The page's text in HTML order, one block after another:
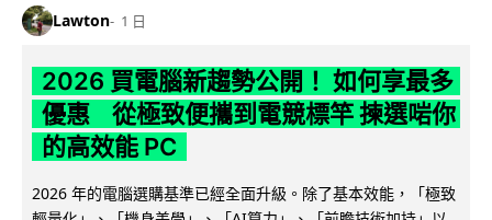
Lawton 1 日
2026 買電腦新趨勢公開！ 如何享最多
優惠 從極致便攜到電競標竿 揀選啱你
的高效能 PC
2026 年的電腦選購基準已經全面升級。除了基本效能，「極致